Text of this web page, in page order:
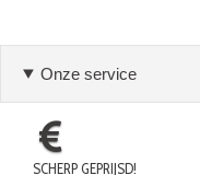
Onze service
SCHERP GEPRIJSD!